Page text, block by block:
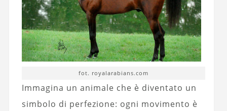
fot. royalarabians.com
Immagina un animale che è diventato un
simbolo di perfezione: ogni movimento è